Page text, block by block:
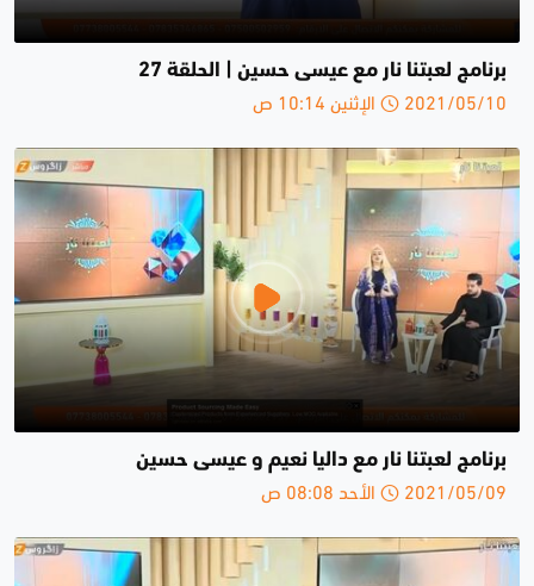
برنامج لعبتنا نار مع عيسى حسين | الحلقة 27
2021/05/10 الإثنين 10:14 ص
برنامج لعبتنا نار مع داليا نعيم و عيسى حسين
2021/05/09 الأحد 08:08 ص